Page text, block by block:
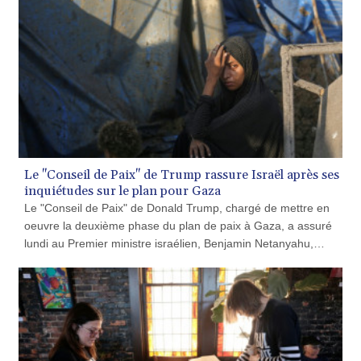
PHP 70.070805
PKR 319.87712
PLN 4.300443
PYG 6853.617163
QAR 4.211823
RON 5.256075
RSD 117.326118
RUB 93.901208
RWF 1692.588862
SAR 4.32768
SBD 9.298537
SCR 16.618402
SDG 692.059091
SEK 10.953862
SLE 28.350098
SOS 658.506319
SRD 43.640038
STD 23853.821162
STN 24.459377
Le "Conseil de Paix" de Trump rassure Israël après ses
inquiétudes sur le plan pour Gaza
Le "Conseil de Paix" de Donald Trump, chargé de mettre en
oeuvre la deuxième phase du plan de paix à Gaza, a assuré
lundi au Premier ministre israélien, Benjamin Netanyahu,
"complet" du Hamas.